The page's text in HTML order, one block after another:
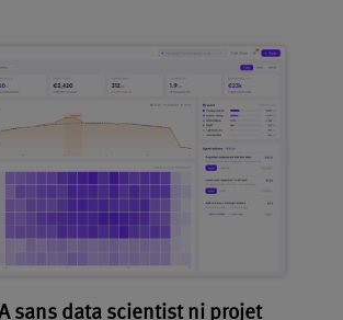
sans data scientist ni projet